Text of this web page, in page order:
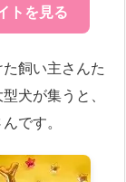
トを見る
飼い主さんた
犬が集うと、
です。